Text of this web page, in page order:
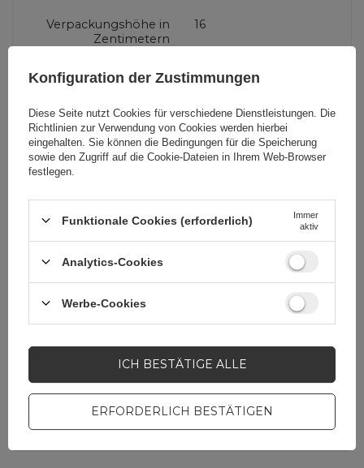
Verpackungshöhe in
Zentimetern
16
Verpackungsbreite in
Kompatibilität -
Apple
Farbe Transparent
Stellen Sie eine Frage,
und die interessantesten
Fragen und Antworten für
andere veröffentlichen.
STELLE EINE FRAGE
Konfiguration der Zustimmungen
Diese Seite nutzt Cookies für verschiedene Dienstleistungen. Die
Richtlinien zur Verwendung von Cookies werden hierbei
eingehalten. Sie können die Bedingungen für die Speicherung
sowie den Zugriff auf die Cookie-Dateien in Ihrem Web-Browser
festlegen.
Funktionale Cookies (erforderlich)
Immer
aktiv
Analytics-Cookies
Werbe-Cookies
ERFORDERLICH BESTÄTIGEN
ICH BESTÄTIGE ALLE